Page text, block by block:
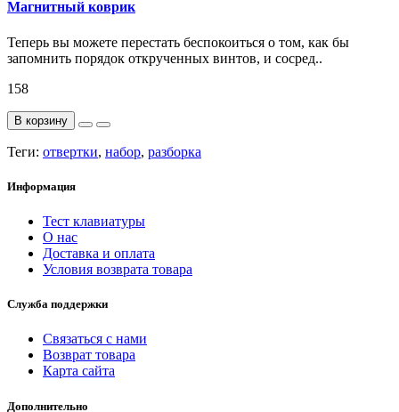
Магнитный коврик
Теперь вы можете перестать беспокоиться о том, как бы
запомнить порядок открученных винтов, и сосред..
158
В корзину
Теги: отвертки, набор, разборка
Информация
Тест клавиатуры
О нас
Доставка и оплата
Условия возврата товара
Служба поддержки
Связаться с нами
Возврат товара
Карта сайта
Дополнительно